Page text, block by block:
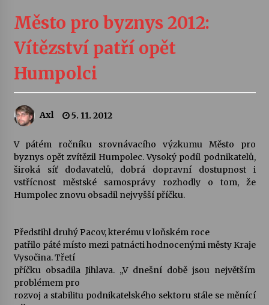
Vernisáž výstavy Josefíny Duškové: Stávám se
kapkou
30. 7. 2026
Veselí muzikanti
Pozvánka na integrační festival Quijotova
šedesátka: 28. 7.–1. 8. 2026
28. 7. 2026
Letní koncerty ve Stromovce: Kolchoz a
23. 7. 2026
Město pro byznys 2012:
Vítězství patří opět
Humpolci
Axl 5. 11. 2012
V pátém ročníku srovnávacího výzkumu Město pro
byznys opět zvítězil Humpolec. Vysoký podíl podnikatelů,
široká síť dodavatelů, dobrá dopravní dostupnost i
vstřícnost městské samosprávy rozhodly o tom, že
Humpolec znovu obsadil nejvyšší příčku.
Předstihl druhý Pacov, kterému v loňském roce
patřilo páté místo mezi patnácti hodnocenými městy Kraje
Vysočina. Třetí
příčku obsadila Jihlava. „V dnešní době jsou největším
problémem pro
rozvoj a stabilitu podnikatelského sektoru stále se měnící